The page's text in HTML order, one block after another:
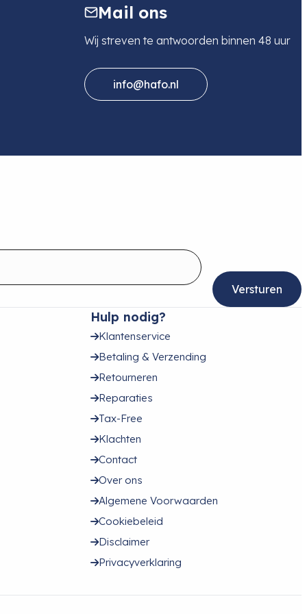
Mail ons
Wij streven te antwoorden binnen 48 uur
info@hafo.nl
Hulp nodig?
Klantenservice
Betaling & Verzending
Retourneren
Reparaties
Tax-Free
Klachten
Contact
Over ons
Algemene Voorwaarden
Cookiebeleid
Disclaimer
Privacyverklaring